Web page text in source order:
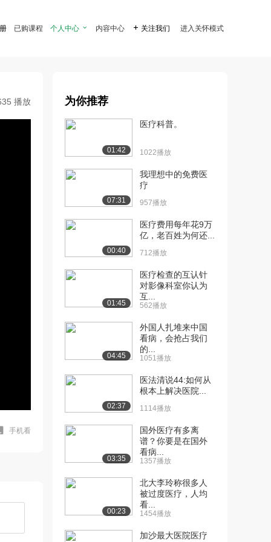
已购课程 个人中心  内容中心  关注我们 进入关怀模式
播放
手机看
为你推荐
01:42
医疗科普。
1022播放
07:31
我理想中的免费医
疗
957播放
00:40
医疗费用每年花9万
亿，老百姓为何还...
712播放
01:45
医疗检查的互认针
对影像科室你认为
互...
562播放
04:45
外国人扎堆来中国
看病，会抢占我们
的...
1051播放
02:37
医法清说44:如何从
根本上解决医院...
1114播放
03:35
国外医疗有多离
谱？你要是在国外
看病...
1357播放
00:23
北大李玲称很多人
被过度医疗，人均
看...
1454播放
加沙最大医院医疗